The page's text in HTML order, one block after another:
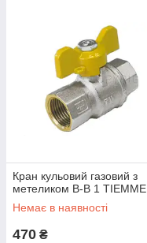
Кран кульовий газовий з
метеликом В-В 1 TIEMME
Немає в наявності
470 ₴